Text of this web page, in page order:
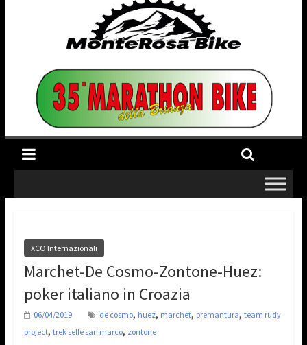
XCO Internazionali
Marchet-De Cosmo-Zontone-Huez:
poker italiano in Croazia
06/04/2019 de cosmo, huez, marchet, premantura, team rudy
project, trek selle san marco, zontone